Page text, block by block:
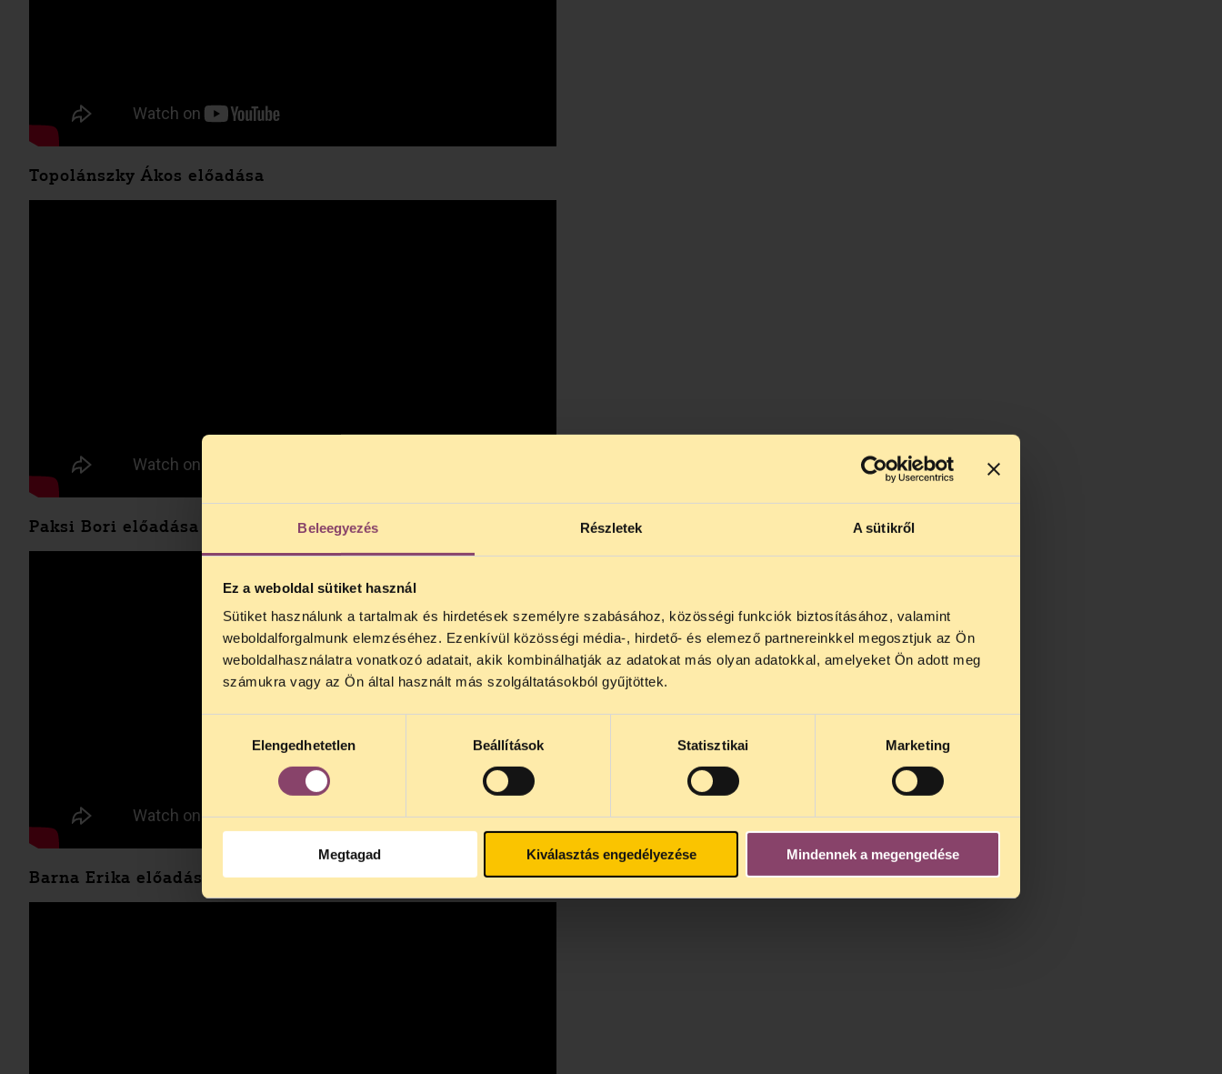
Beleegyezés Részletek A sütikről
Ez a weboldal sütiket használ
Sütiket használunk a tartalmak és hirdetések személyre szabásához, közösségi funkciók biztosításához, valamint
weboldalforgalmunk elemzéséhez. Ezenkívül közösségi média-, hirdető- és elemező partnereinkkel megosztjuk az Ön
weboldalhasználatra vonatkozó adatait, akik kombinálhatják az adatokat más olyan adatokkal, amelyeket Ön adott meg
számukra vagy az Ön által használt más szolgáltatásokból gyűjtöttek.
kiválasztásaElengedhetetlen Beállítások Statisztikai Marketing
Megtagad Kiválasztás engedélyezése Mindennek a megengedése
Topolánszky Ákos előadása
Paksi Bori előadása
Barna Erika előadása: A drogszakma nehézségei 2010-2013 között
TELEFONOS JOGSEGÉLY SZÜNET!
Kedves érdeklődő, Tájékoztatjuk, hogy
telefonos jogsegélyünk július 27 és
augusztus 24 között szünetel
. Az első telefonos jogsegély
augusztus 25-én
kedden, 13 és 15 óra között lesz
jogsegely@tasz.hu
alatt is elér minket.